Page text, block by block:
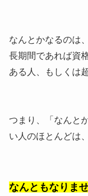
なんとかなるのは
長期間であれば資
ある人、もしくは
つまり、「なんと
い人のほとんどは、
なんともなりませ